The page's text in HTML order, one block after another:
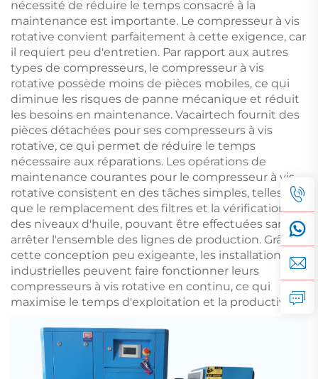
nécessité de réduire le temps consacré à la
maintenance est importante. Le compresseur à vis
rotative convient parfaitement à cette exigence, car
il requiert peu d'entretien. Par rapport aux autres
types de compresseurs, le compresseur à vis
rotative possède moins de pièces mobiles, ce qui
diminue les risques de panne mécanique et réduit
les besoins en maintenance. Vacairtech fournit des
pièces détachées pour ses compresseurs à vis
rotative, ce qui permet de réduire le temps
nécessaire aux réparations. Les opérations de
maintenance courantes pour le compresseur à vis
rotative consistent en des tâches simples, telles
que le remplacement des filtres et la vérification
des niveaux d'huile, pouvant être effectuées sans
arrêter l'ensemble des lignes de production. Grâce à
cette conception peu exigeante, les installations
industrielles peuvent faire fonctionner leurs
compresseurs à vis rotative en continu, ce qui
maximise le temps d'exploitation et la productivité.